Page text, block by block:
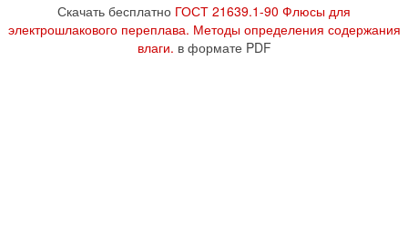
Скачать бесплатно ГОСТ 21639.1-90 Флюсы для
электрошлакового переплава. Методы определения содержания
влаги. в формате PDF